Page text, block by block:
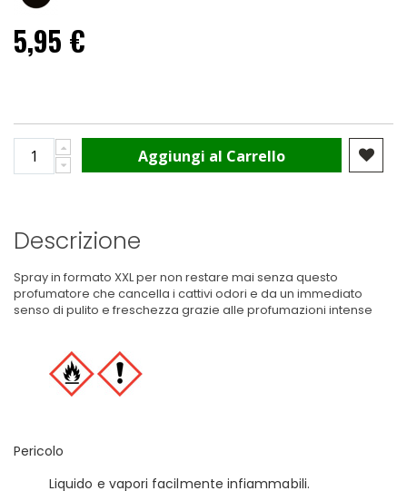
5,95 €
Aggiungi al Carrello
Descrizione
Spray in formato XXL per non restare mai senza questo
profumatore che cancella i cattivi odori e da un immediato
senso di pulito e freschezza grazie alle profumazioni intense
Pericolo
Liquido e vapori facilmente infiammabili.